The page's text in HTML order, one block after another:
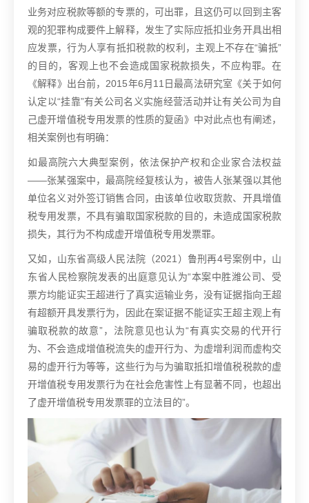
业务对应税款等额的专票的，可出罪，且这仍可以回到主客
观的犯罪构成要件上解释，发生了实际应抵扣业务开具出相
应发票，行为人享有抵扣税款的权利，主观上不存在“骗抵”
的目的，客观上也不会造成国家税款损失，不应构罪。在
《解释》出台前，2015年6月11日最高法研究室《关于如何
认定以“挂靠”有关公司名义实施经营活动并让有关公司为自
己虚开增值税专用发票的性质的复函》中对此点也有阐述，
相关案例也有明确：
如最高院六大典型案例，依法保护产权和企业家合法权益
——张某强案中，最高院经复核认为，被告人张某强以其他
单位名义对外签订销售合同，由该单位收取货款、开具增值
税专用发票，不具有骗取国家税款的目的，未造成国家税款
损失，其行为不构成虚开增值税专用发票罪。
又如，山东省高级人民法院（2021）鲁刑再4号案例中，山
东省人民检察院发表的出庭意见认为“本案中胜潍公司、受
票方均能证实王超进行了真实运输业务，没有证据指向王超
有超额开具发票行为，因此在案证据不能证实王超主观上有
骗取税款的故意”，法院意见也认为“有真实交易的代开行
为、不会造成增值税流失的虚开行为、为虚增利润而虚构交
易的虚开行为等等，这些行为与为骗取抵扣增值税税款的虚
开增值税专用发票行为在社会危害性上有显著不同，也超出
了虚开增值税专用发票罪的立法目的”。